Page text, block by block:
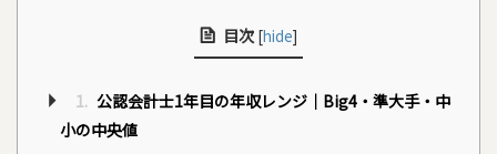
目次 [hide]
1. 公認会計士1年目の年収レンジ｜Big4・準大手・中
小の中央値